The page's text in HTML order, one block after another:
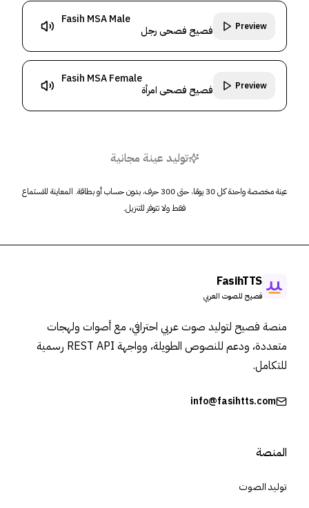
Fasih MSA Male
فصيح فصحى رجل
Preview
Fasih MSA Female
فصيح فصحى امرأة
Preview
توليد عينة مجانية
عينة مخصصة واحدة كل 30 يومًا، حتى 300 حرف، بدون حساب أو بطاقة. المعاينة للاستماع
فقط ولا تتوفر للتنزيل.
FasihTTS
فصيح للصوت العربي
منصة فصيح لتوليد صوت عربي احترافي، مع أصوات ولهجات
متعددة، ودعم للنصوص الطويلة، وواجهة REST API رسمية
للتكامل.
info@fasihtts.com
المنصة
توليد الصوت